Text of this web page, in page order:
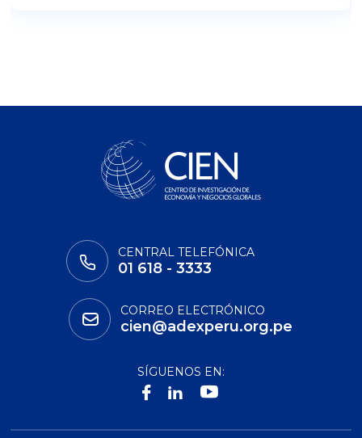
CENTRAL TELEFÓNICA
01 618 - 3333
CORREO ELECTRÓNICO
cien@adexperu.org.pe
SÍGUENOS EN: